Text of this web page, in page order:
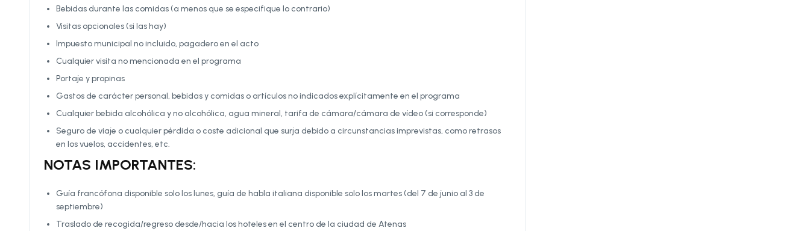
Bebidas durante las comidas (a menos que se especifique lo contrario)
Visitas opcionales (si las hay)
Impuesto municipal no incluido, pagadero en el acto
Cualquier visita no mencionada en el programa
Portaje y propinas
Gastos de carácter personal, bebidas y comidas o artículos no indicados explícitamente en el programa
Cualquier bebida alcohólica y no alcohólica, agua mineral, tarifa de cámara/cámara de vídeo (si corresponde)
Seguro de viaje o cualquier pérdida o coste adicional que surja debido a circunstancias imprevistas, como retrasos
en los vuelos, accidentes, etc.
NOTAS IMPORTANTES:
Guía francófona disponible solo los lunes, guía de habla italiana disponible solo los martes (del 7 de junio al 3 de
septiembre)
Traslado de recogida/regreso desde/hacia los hoteles en el centro de la ciudad de Atenas